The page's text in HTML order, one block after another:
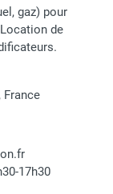
gaz) pour
de
France
17h30